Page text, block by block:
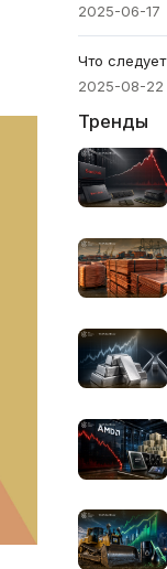
2025-06-17
2025-08-22
Тренды